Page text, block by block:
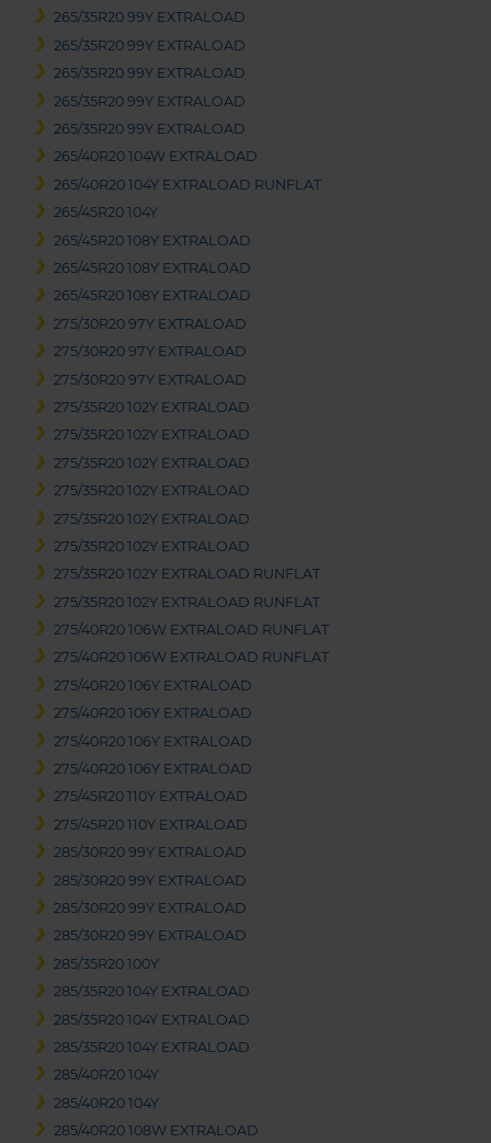
265/35R20 99Y EXTRALOAD
265/35R20 99Y EXTRALOAD
265/35R20 99Y EXTRALOAD
265/35R20 99Y EXTRALOAD
265/35R20 99Y EXTRALOAD
265/40R20 104W EXTRALOAD
265/40R20 104Y EXTRALOAD RUNFLAT
265/45R20 104Y
265/45R20 108Y EXTRALOAD
265/45R20 108Y EXTRALOAD
265/45R20 108Y EXTRALOAD
275/30R20 97Y EXTRALOAD
275/30R20 97Y EXTRALOAD
275/30R20 97Y EXTRALOAD
275/35R20 102Y EXTRALOAD
275/35R20 102Y EXTRALOAD
275/35R20 102Y EXTRALOAD
275/35R20 102Y EXTRALOAD
275/35R20 102Y EXTRALOAD
275/35R20 102Y EXTRALOAD
275/35R20 102Y EXTRALOAD RUNFLAT
275/35R20 102Y EXTRALOAD RUNFLAT
275/40R20 106W EXTRALOAD RUNFLAT
275/40R20 106W EXTRALOAD RUNFLAT
275/40R20 106Y EXTRALOAD
275/40R20 106Y EXTRALOAD
275/40R20 106Y EXTRALOAD
275/40R20 106Y EXTRALOAD
275/45R20 110Y EXTRALOAD
275/45R20 110Y EXTRALOAD
285/30R20 99Y EXTRALOAD
285/30R20 99Y EXTRALOAD
285/30R20 99Y EXTRALOAD
285/30R20 99Y EXTRALOAD
285/35R20 100Y
285/35R20 104Y EXTRALOAD
285/35R20 104Y EXTRALOAD
285/35R20 104Y EXTRALOAD
285/40R20 104Y
285/40R20 104Y
285/40R20 108W EXTRALOAD